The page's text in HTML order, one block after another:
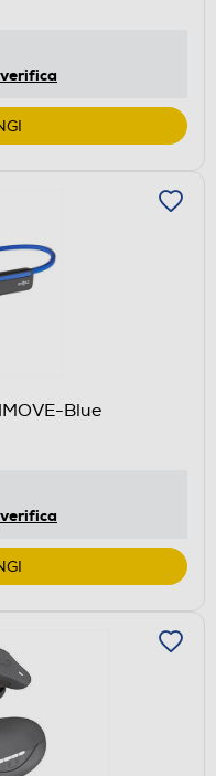
verifica
Blue
verifica